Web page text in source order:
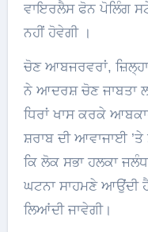
ਵਾਇਰਲੈਸ ਫੋਨ ਪੋਲਿੰਗ
ਨਹੀਂ ਹੋਵੇਗੀ ।
ਚੋਣ ਆਬਜਰਵਰਾਂ,
ਨੇ ਆਦਰਸ਼ ਚੋਣ ਜਾਬਤਾ
ਧਿਰਾਂ ਖਾਸ ਕਰਕੇ
ਸ਼ਰਾਬ ਦੀ ਆਵਾਜਾਈ ’ਤੇ
ਕਿ ਲੋਕ ਸਭਾ ਹਲਕਾ
ਘਟਨਾ ਸਾਹਮਣੇ ਆਉਂਦੀ
ਲਿਆਂਦੀ ਜਾਵੇਗੀ।